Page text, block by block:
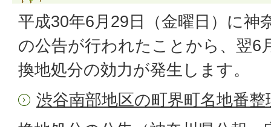
平成30年6月29日（金曜日）に神
の公告が行われたことから、翌6
換地処分の効力が発生します。
渋谷南部地区の町界町名地番